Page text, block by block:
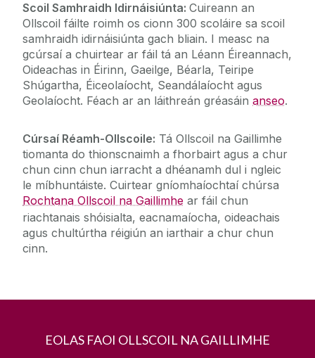
Scoil Samhraidh Idirnáisiúnta: Cuireann an
Ollscoil fáilte roimh os cionn 300 scoláire sa scoil
samhraidh idirnáisiúnta gach bliain. I measc na
gcúrsaí a chuirtear ar fáil tá an Léann Éireannach,
Oideachas in Éirinn, Gaeilge, Béarla, Teiripe
Shúgartha, Éiceolaíocht, Seandálaíocht agus
Geolaíocht. Féach ar an láithreán gréasáin anseo.
Cúrsaí Réamh-Ollscoile: Tá Ollscoil na Gaillimhe
tiomanta do thionscnaimh a fhorbairt agus a chur
chun cinn chun iarracht a dhéanamh dul i ngleic
le míbhuntáiste. Cuirtear gníomhaíochtaí chúrsa
Rochtana Ollscoil na Gaillimhe ar fáil chun
riachtanais shóisialta, eacnamaíocha, oideachais
agus chultúrtha réigiún an iarthair a chur chun
cinn.
EOLAS FAOI OLLSCOIL NA GAILLIMHE